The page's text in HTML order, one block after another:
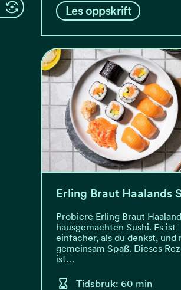
Les oppskrift
Erling Braut Haalands
Probiere Erling Braut
hausgemachten Sushi. Es ist
einfacher, als du denkst, und
gemeinsam Spaß. Dieses
ist…
Tidsbruk: 60 min